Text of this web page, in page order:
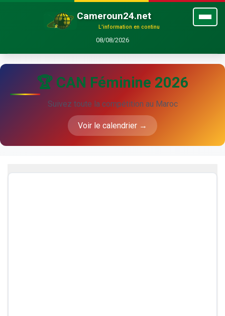
Cameroun24.net
L'information en continu
08/08/2026
🏆 CAN Féminine 2026
Suivez toute la compétition au Maroc
Voir le calendrier →